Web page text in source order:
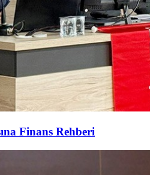
Finans Rehberi